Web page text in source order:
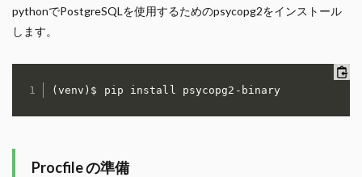
pythonでPostgreSQLを使用するためのpsycopg2をインストール
します。
(venv)$ pip install psycopg2-binary
Procfile の準備